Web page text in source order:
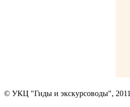
© УКЦ "Гиды и экскурсоводы", 2011